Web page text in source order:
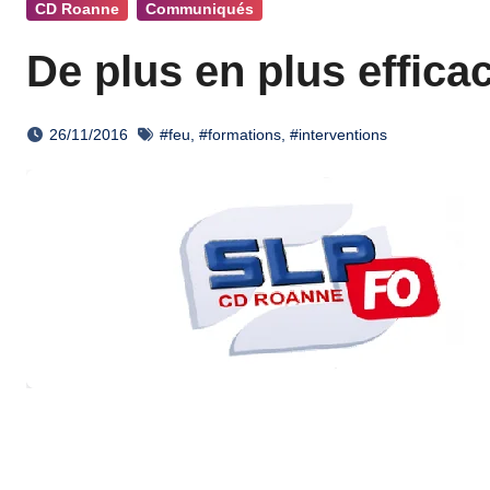
CD Roanne Communiqués
De plus en plus
26/11/2016 #feu #formations #interventions